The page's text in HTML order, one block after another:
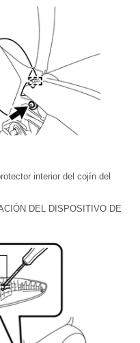
interior del cojín del
DEL DISPOSITIVO DE